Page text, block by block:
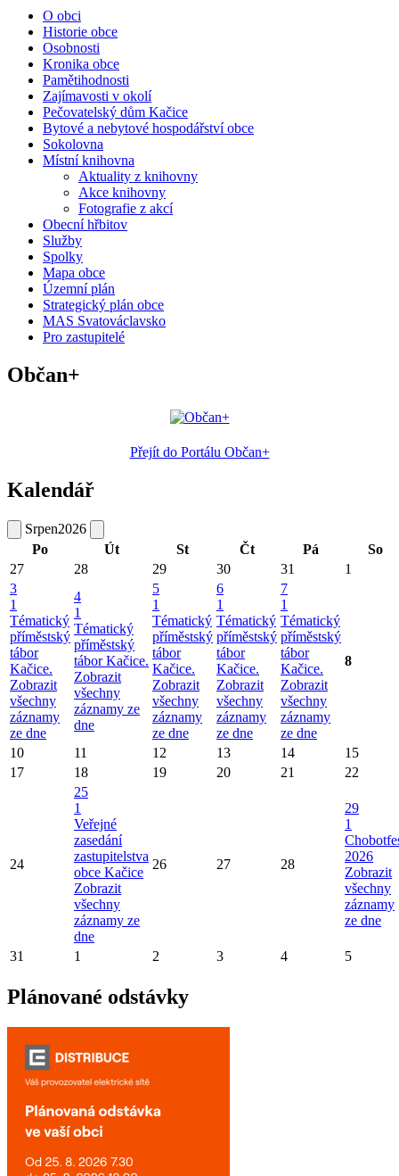
O obci
Historie obce
Osobnosti
Kronika obce
Pamětihodnosti
Zajímavosti v okolí
Pečovatelský dům Kačice
Bytové a nebytové hospodářství obce
Sokolovna
Místní knihovna
Aktuality z knihovny
Akce knihovny
Fotografie z akcí
Obecní hřbitov
Služby
Spolky
Mapa obce
Územní plán
Strategický plán obce
MAS Svatováclavsko
Pro zastupitelé
Občan+
Přejít do Portálu Občan+
Kalendář
Srpen2026
Po
Út St Čt Pá
So
27
28 29 30 31
1
3
1
Tématický
příměstský
tábor
Kačice.
Zobrazit
všechny
záznamy
ze dne
4
1
Tématický
příměstský
tábor Kačice.
Zobrazit
všechny
záznamy ze
dne
5
1
Tématický
příměstský
tábor
Kačice.
Zobrazit
všechny
záznamy
ze dne
6
1
Tématický
příměstský
tábor
Kačice.
Zobrazit
všechny
záznamy
ze dne
7
1
Tématický
příměstský
tábor
Kačice.
Zobrazit
všechny
záznamy
ze dne
8
10 11 12 13 14
15
17
18 19 20 21 22
24
25
1
Veřejné
zasedání
zastupitelstva
obce Kačice
Zobrazit
všechny
záznamy ze
dne
26 27 28
29
1
2026
Zobrazit
všechny
záznamy
ze dne
31 1 2 3 4 5
Plánované odstávky